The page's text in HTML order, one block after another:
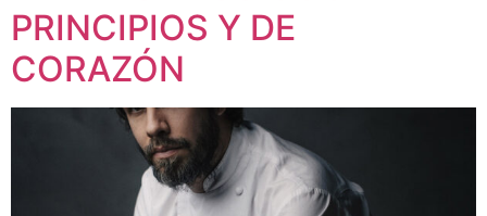
PRINCIPIOS Y DE
CORAZÓN